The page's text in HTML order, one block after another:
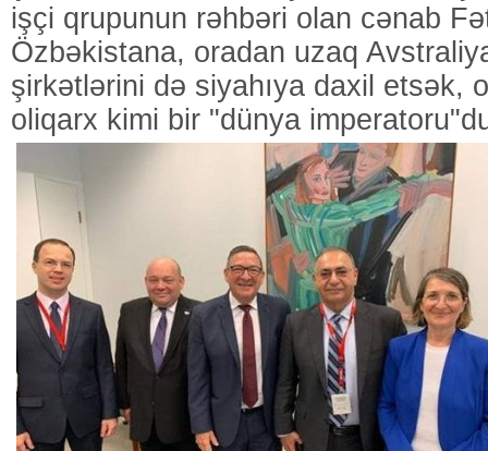
işçi qrupunun rəhbəri olan cənab
Özbəkistana, oradan uzaq
şirkətlərini də siyahıya daxil etsək,
oliqarx kimi bir "dünya